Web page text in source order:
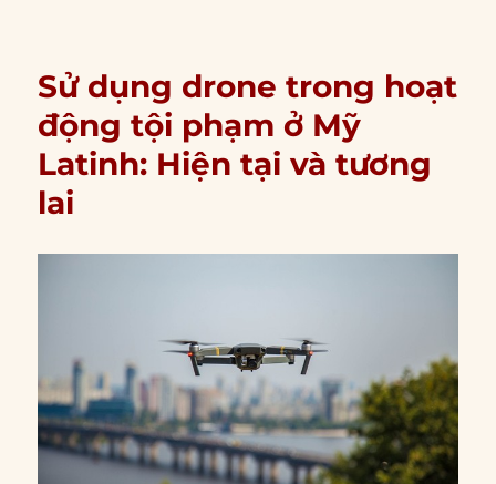
Sử dụng drone trong hoạt
động tội phạm ở Mỹ
Latinh: Hiện tại và tương
lai